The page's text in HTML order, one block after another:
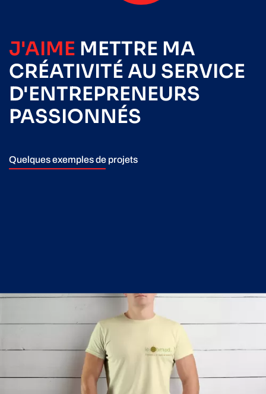
J'AIME METTRE MA
CRÉATIVITÉ AU SERVICE
D'ENTREPRENEURS
PASSIONNÉS
Quelques exemples de projets